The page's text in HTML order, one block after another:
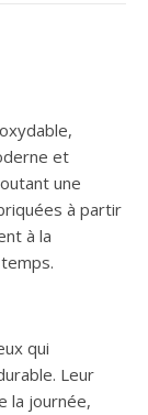
et
une
à partir
à la
qui
Leur
la journée,